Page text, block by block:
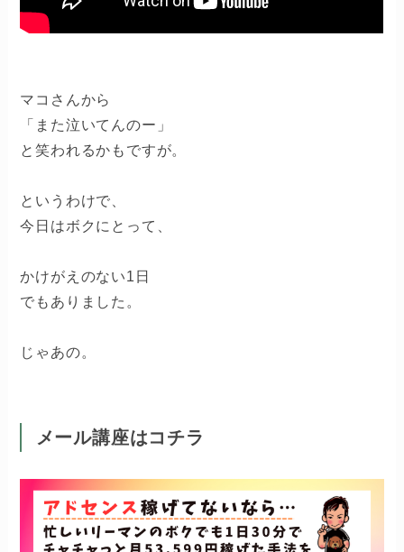
マコさんから
「また泣いてんのー」
と笑われるかもですが。
というわけで、
今日はボクにとって、
かけがえのない1日
でもありました。
じゃあの。
メール講座はコチラ